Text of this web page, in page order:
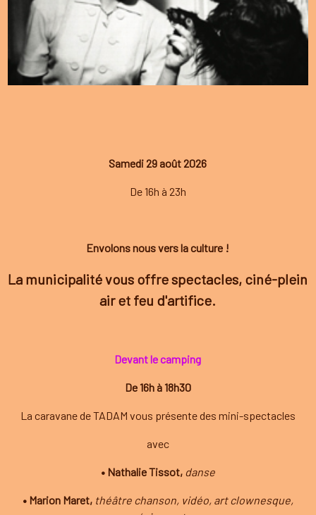
Samedi 29 août 2026
De 16h à 23h
Envolons nous vers la culture !
La municipalité vous offre spectacles, ciné-plein
air et feu d'artifice.
Devant le camping
De 16h à 18h30
La caravane de TADAM vous présente des mini-spectacles
avec
• Nathalie Tissot,danse
• Marion Maret, théâtre chanson, vidéo, art clownesque,